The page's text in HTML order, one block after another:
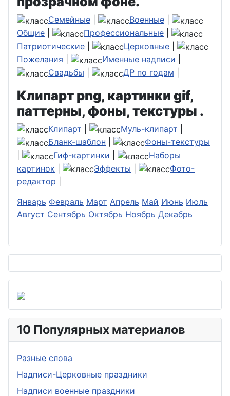
Семейные Военные
Общие
Профессиональные
Патриотические
Церковные
Пожелания
Именные надписи
Свадьбы
ДР по годам
Клипарт png, картинки gif,
паттерны, фоны, текстуры .
Клипарт Муль-клипарт
Бланк-шаблон
Фоны-текстуры
Гиф-картинки
Наборы
картинок
Эффекты
Фото-
редактор
Январь Февраль Март Апрель Май Июнь Июль
Август Сентябрь Октябрь Ноябрь Декабрь
10 Популярных материалов
Разные слова
Надписи-Церковные праздники
Надписи военные праздники